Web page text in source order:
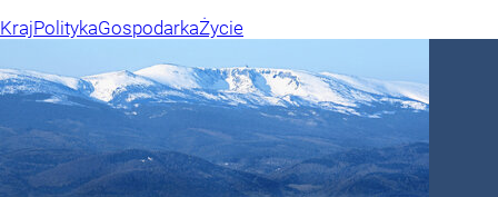
KrajPolitykaGospodarkaŻycie